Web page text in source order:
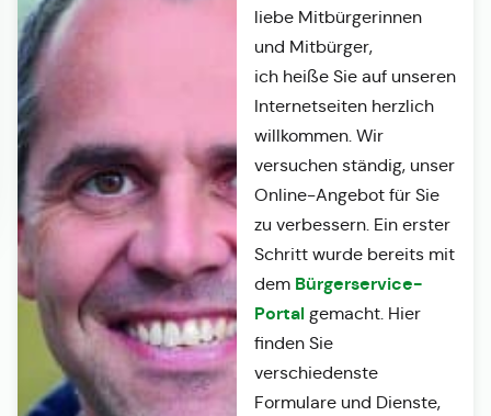
liebe Mitbürgerinnen
und Mitbürger,
ich heiße Sie auf unseren
Internetseiten herzlich
willkommen. Wir
versuchen ständig, unser
Online-Angebot für Sie
zu verbessern. Ein erster
Schritt wurde bereits mit
dem Bürgerservice-
Portalgemacht. Hier
finden Sie
verschiedenste
Formulare und Dienste,